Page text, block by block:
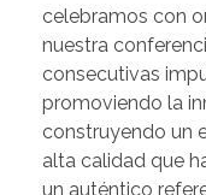
celebramos con
nuestra
consecutivas
promoviendo la
construyendo un
alta calidad que
un auténtico